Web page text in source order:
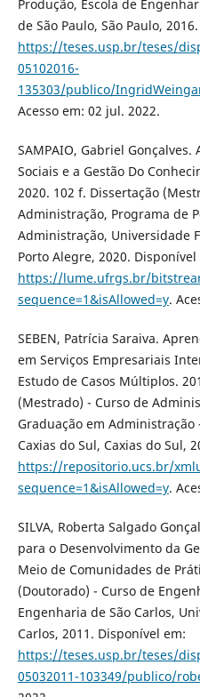
Produção, Escola de
de São Paulo, São Paulo,
https://teses.usp.br/teses/
05102016-
135303/publico/
Acesso em: 02 jul. 2022.
SAMPAIO, Gabriel Gonçalves.
Sociais e a Gestão Do
2020. 102 f. Dissertação
Administração, Programa de
Administração, Universidade
Porto Alegre, 2020. Disponível
https://lume.ufrgs.br/
sequence=1&isAllowed=y.
SEBEN, Patrícia Saraiva.
em Serviços Empresariais
Estudo de Casos Múltiplos.
(Mestrado) - Curso de
Graduação em Administração
Caxias do Sul, Caxias do Sul,
https://repositorio.ucs.br/
sequence=1&isAllowed=y.
SILVA, Roberta Salgado
para o Desenvolvimento da
Meio de Comunidades de
(Doutorado) - Curso de
Engenharia de São Carlos,
Carlos, 2011. Disponível em:
https://teses.usp.br/teses/
05032011-103349/publico/